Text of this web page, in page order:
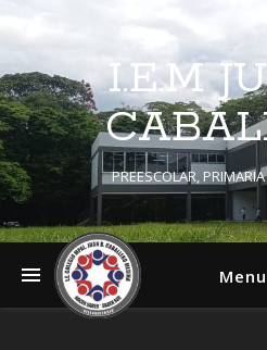
I.E.M
PREESCOLAR,
Menu